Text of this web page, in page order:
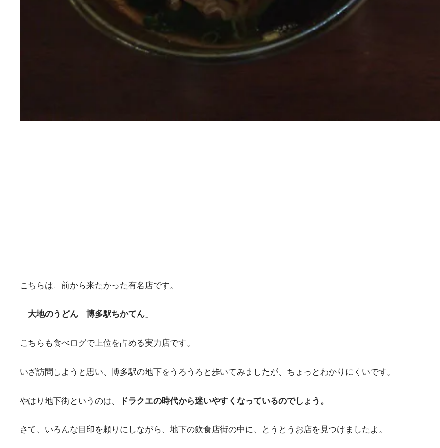
こちらは、前から来たかった有名店です。
「 大地のうどん 博多駅ちかてん 」
こちらも食べログで上位を占める実力店です。
いざ訪問しようと思い、博多駅の地下をうろうろと歩いてみましたが、ちょっとわかりにくいです。
やはり地下街というのは、 ドラクエの時代から迷いやすくなっているのでしょう。
さて、いろんな目印を頼りにしながら、地下の飲食店街の中に、とうとうお店を見つけましたよ。